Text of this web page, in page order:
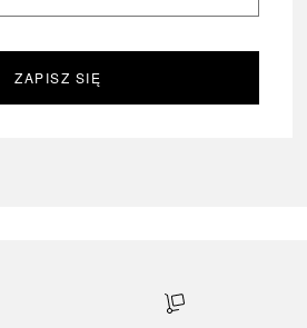
ZAPISZ SIĘ